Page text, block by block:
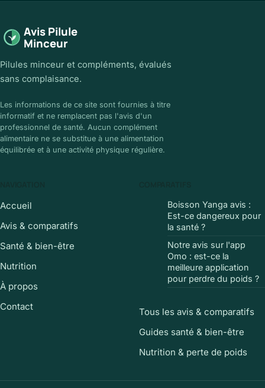
Avis Pilule
Minceur
Pilules minceur et compléments, évalués
sans complaisance.
Les informations de ce site sont fournies à titre
informatif et ne remplacent pas l'avis d'un
professionnel de santé. Aucun complément
alimentaire ne se substitue à une alimentation
équilibrée et à une activité physique régulière.
Accueil
Avis & comparatifs
Santé & bien-être
Nutrition
À propos
Contact
Boisson Yanga avis :
Est-ce dangereux pour
la santé ?
Notre avis sur l'app
Omo : est-ce la
meilleure application
pour perdre du poids ?
Tous les avis & comparatifs
Guides santé & bien-être
Nutrition & perte de poids